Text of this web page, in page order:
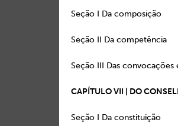
Seção I
Seção II
Seção III Das
CAPÍTULO VII | DO
Seção I